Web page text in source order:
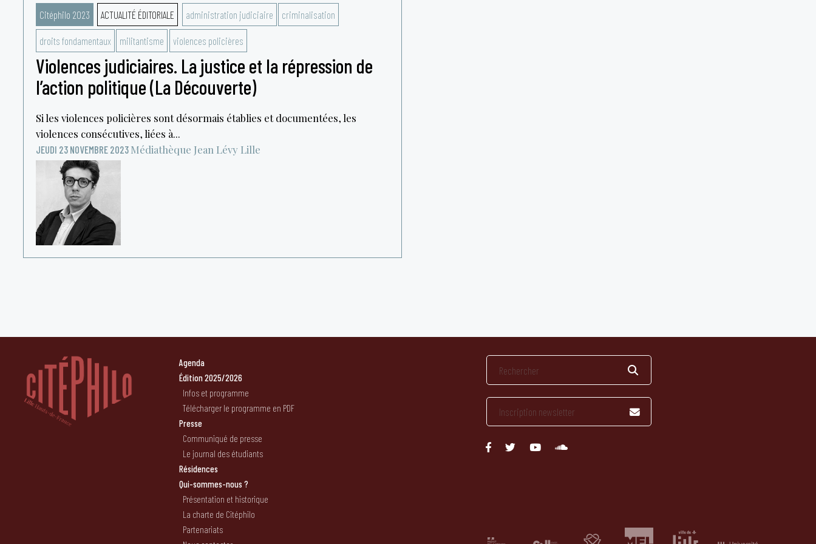
Citéphilo 2023 ACTUALITÉ ÉDITORIALE administration judiciaire criminalisation
droits fondamentaux militantisme violences policières
Violences judiciaires. La justice et la répression de
l’action politique (La Découverte)
Si les violences policières sont désormais établies et documentées, les
violences consécutives, liées à...
JEUDI 23 NOVEMBRE 2023 Médiathèque Jean Lévy Lille
Agenda
Édition 2025/2026
Infos et programme
Télécharger le programme en PDF
Presse
Communiqué de presse
Le journal des étudiants
Résidences
Qui-sommes-nous ?
Présentation et historique
La charte de Citéphilo
Partenariats